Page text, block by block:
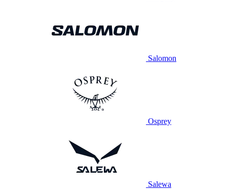
Salomon
Osprey
Salewa